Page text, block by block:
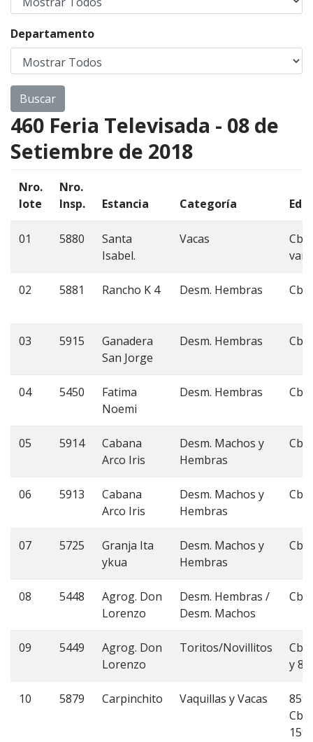
Departamento
460 Feria Televisada - 08 de
Setiembre de 2018
Nro.
lote
Nro.
Insp.
Estancia Categoría
01 5880
Santa
Isabel.
Vacas
Cbo
02 5881 Rancho K 4 Desm. Hembras Cbo
03 5915
Ganadera
San Jorge
Desm. Hembras Cbo
04 5450
Fatima
Noemi
Desm. Hembras Cbo
05 5914
Cabana
Arco Iris
Desm. Machos y
Hembras
Cbo
06 5913
Cabana
Arco Iris
Desm. Machos y
Hembras
Cbo
07 5725
Granja Ita
ykua
Desm. Machos y
Hembras
Cbo
08 5448
Agrog. Don
Lorenzo
Desm. Hembras /
Desm. Machos
Cbo
09 5449
Agrog. Don
Lorenzo
Toritos/Novillitos
Cbo
y 8
10 5879 Carpinchito Vaquillas y Vacas
85%
Cbo
15%